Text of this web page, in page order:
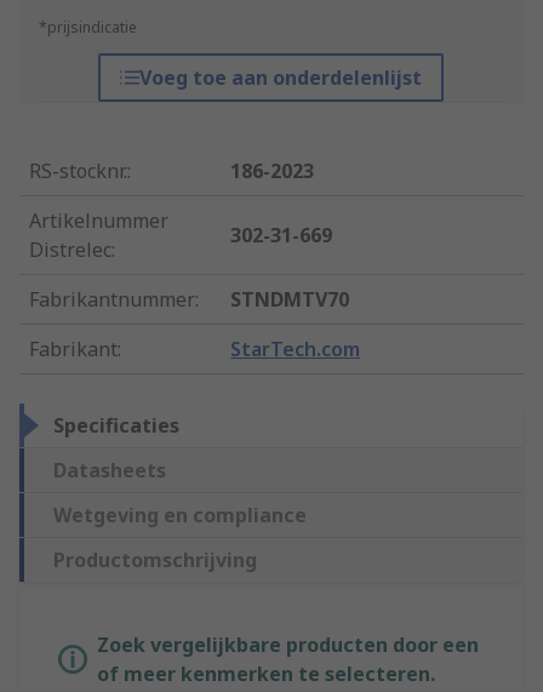
*prijsindicatie
Voeg toe aan onderdelenlijst
RS-stocknr.:
186-2023
Artikelnummer
Distrelec:
302-31-669
Fabrikantnummer:
STNDMTV70
Fabrikant: StarTech.com
Specificaties
Datasheets
Wetgeving en compliance
Productomschrijving
Zoek vergelijkbare producten door een
of meer kenmerken te selecteren.